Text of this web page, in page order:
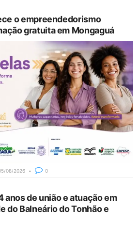
o empreendedorismo
gratuita em Mongaguá
08/2026 0
anos de união e atuação em
do Balneário do Tonhão e